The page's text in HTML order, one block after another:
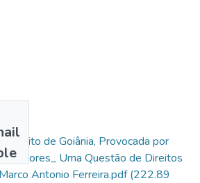
Trânsito de Goiânia, Provocada por
Uma Questão de Direitos
Antonio Ferreira.pdf(222.89